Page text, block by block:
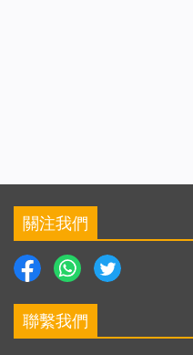
關注我們
聯繫我們